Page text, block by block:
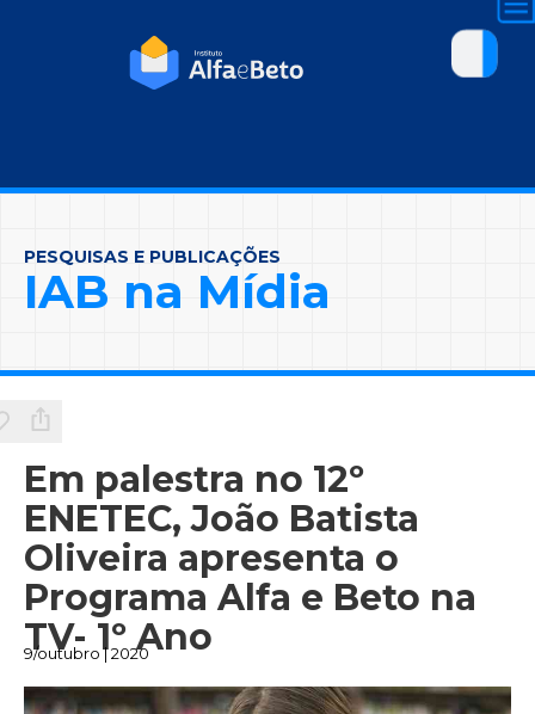
PESQUISAS E PUBLICAÇÕES
IAB na Mídia
Em palestra no 12º
ENETEC, João Batista
Oliveira apresenta o
Programa Alfa e Beto na
TV- 1º Ano
9/outubro | 2020